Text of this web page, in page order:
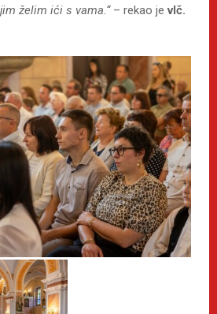
želim ići s vama.“– rekao jevlč.